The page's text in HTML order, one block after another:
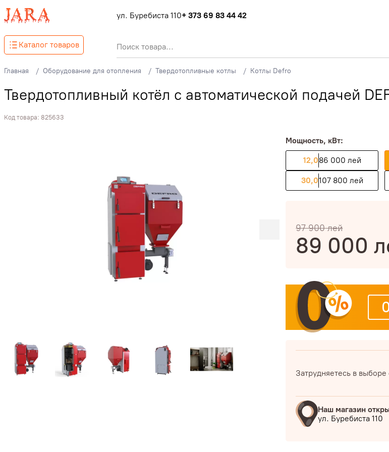
ул. Буребиста 110+ 373 69 83 44 42
Каталог товаров
Главная Оборудование для отопления Твердотопливные котлы Котлы Defro
Твердотопливный котёл с автоматической подачей
Код товара: 825633
Мощность, кВт:
12,086 000 лей
30,0107 800 лей
97 900лей
89 000
Затрудняетесь в
Наш магазин
ул. Буребиста 110